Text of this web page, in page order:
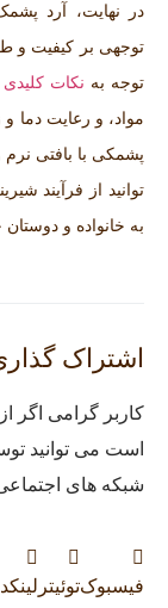
در نهایت، آرد
توجهی بر کیفیت و
توجه به نکات
مواد، و رعایت دما
پشمکی با بافتی نرم
‌توانید از فرآیند
به خانواده و دوستان
اشتراک
کاربر گرامی اگر
است می توانید
شبکه های
فیسبوکتوئیتر